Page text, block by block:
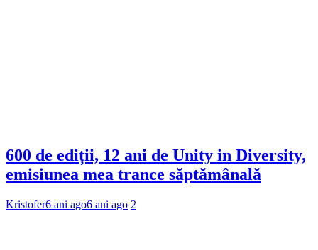
600 de ediții, 12 ani de Unity in Diversity,
emisiunea mea trance săptămânală
Kristofer6 ani ago6 ani ago 2